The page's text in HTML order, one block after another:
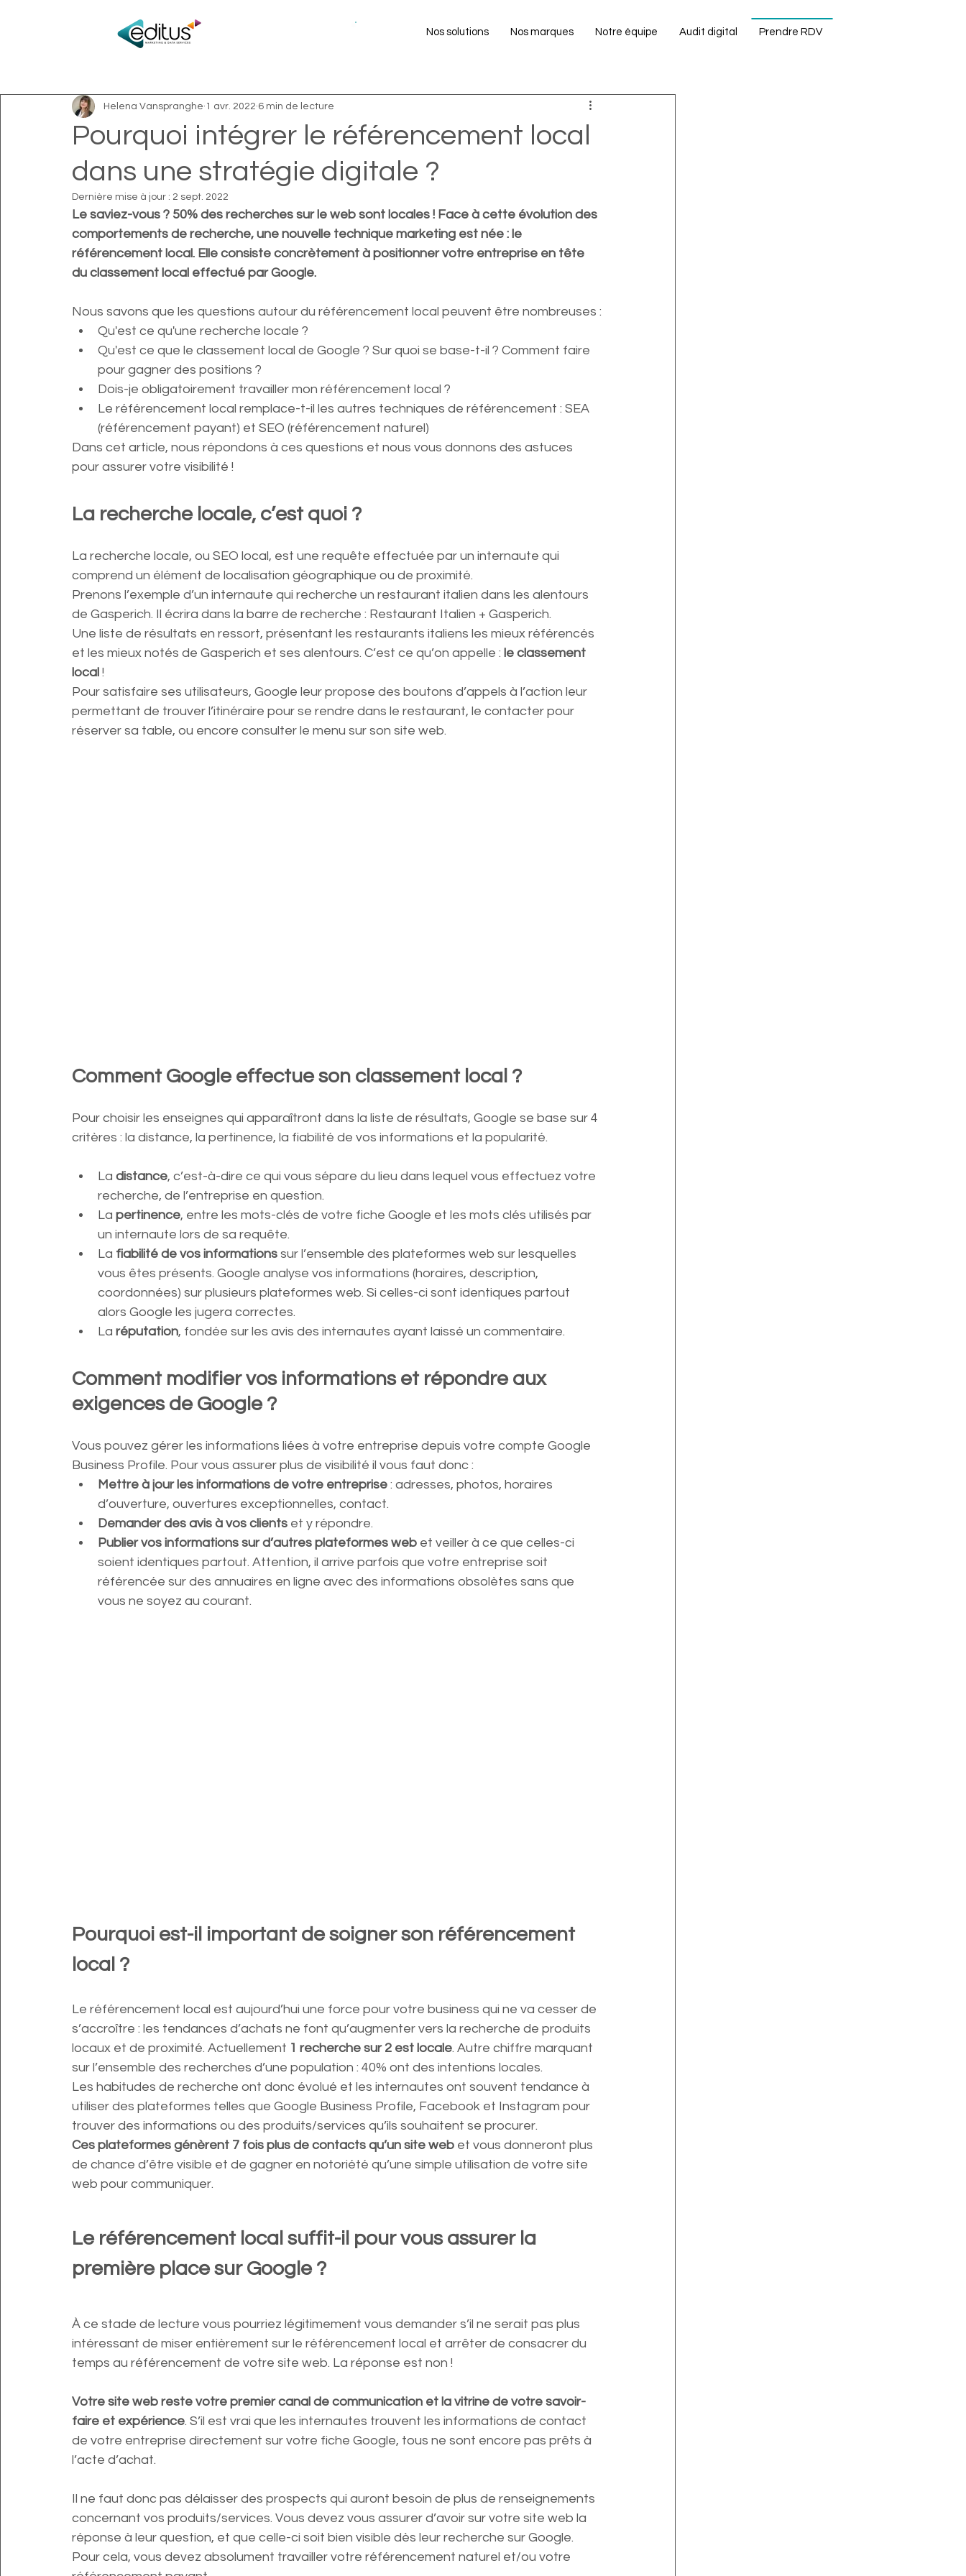
Nos solutions Nos marques Notre équipe Audit digital Prendre RDV
Je débute en marketing
Nos actualités Events
Pourquoi intégrer le référencement local
dans une stratégie digitale ?
Helena Vanspranghe 1 avr. 2022 6 min de lecture
Dernière mise à jour : 2 sept. 2022
Le saviez-vous ? 50% des recherches sur le web sont locales ! Face à cette évolution des
comportements de recherche, une nouvelle technique marketing est née : le
référencement local. Elle consiste concrètement à positionner votre entreprise en tête
du classement local effectué par Google.
Nous savons que les questions autour du référencement local peuvent être nombreuses :
Qu'est ce qu'une recherche locale ?
Qu'est ce que le classement local de Google ? Sur quoi se base-t-il ? Comment faire
pour gagner des positions ?
Dois-je obligatoirement travailler mon référencement local ?
Le référencement local remplace-t-il les autres techniques de référencement : SEA
(référencement payant) et SEO (référencement naturel)
Dans cet article, nous répondons à ces questions et nous vous donnons des astuces
pour assurer votre visibilité !
La recherche locale, c’est quoi ?
La recherche locale, ou SEO local, est une requête effectuée par un internaute qui
comprend un élément de localisation géographique ou de proximité.
Prenons l’exemple d’un internaute qui recherche un restaurant italien dans les alentours
de Gasperich. Il écrira dans la barre de recherche : Restaurant Italien + Gasperich.
Une liste de résultats en ressort, présentant les restaurants italiens les mieux référencés
et les mieux notés de Gasperich et ses alentours. C’est ce qu’on appelle : le classement
local !
Pour satisfaire ses utilisateurs, Google leur propose des boutons d’appels à l’action leur
permettant de trouver l’itinéraire pour se rendre dans le restaurant, le contacter pour
réserver sa table, ou encore consulter le menu sur son site web.
Comment Google effectue son classement local ?
Pour choisir les enseignes qui apparaîtront dans la liste de résultats, Google se base sur 4
critères : la distance, la pertinence, la fiabilité de vos informations et la popularité.
La distance, c’est-à-dire ce qui vous sépare du lieu dans lequel vous effectuez votre
recherche, de l’entreprise en question.
La pertinence, entre les mots-clés de votre fiche Google et les mots clés utilisés par
un internaute lors de sa requête.
La fiabilité de vos informations sur l’ensemble des plateformes web sur lesquelles
vous êtes présents. Google analyse vos informations (horaires, description,
coordonnées) sur plusieurs plateformes web. Si celles-ci sont identiques partout
alors Google les jugera correctes.
La réputation, fondée sur les avis des internautes ayant laissé un commentaire.
Comment modifier vos informations et répondre aux
exigences de Google ?
Vous pouvez gérer les informations liées à votre entreprise depuis votre compte Google
Business Profile. Pour vous assurer plus de visibilité il vous faut donc :
Mettre à jour les informations de votre entreprise : adresses, photos, horaires
d’ouverture, ouvertures exceptionnelles, contact.
Demander des avis à vos clients et y répondre.
Publier vos informations sur d’autres plateformes web et veiller à ce que celles-ci
soient identiques partout. Attention, il arrive parfois que votre entreprise soit
référencée sur des annuaires en ligne avec des informations obsolètes sans que
vous ne soyez au courant.
Pourquoi est-il important de soigner son référencement
local ?
Le référencement local est aujourd’hui une force pour votre business qui ne va cesser de
s’accroître : les tendances d’achats ne font qu’augmenter vers la recherche de produits
locaux et de proximité. Actuellement 1 recherche sur 2 est locale. Autre chiffre marquant
sur l’ensemble des recherches d’une population : 40% ont des intentions locales.
Les habitudes de recherche ont donc évolué et les internautes ont souvent tendance à
utiliser des plateformes telles que Google Business Profile, Facebook et Instagram pour
trouver des informations ou des produits/services qu’ils souhaitent se procurer.
Ces plateformes génèrent 7 fois plus de contacts qu’un site web et vous donneront plus
de chance d’être visible et de gagner en notoriété qu’une simple utilisation de votre site
web pour communiquer.
Le référencement local suffit-il pour vous assurer la
première place sur Google ?
À ce stade de lecture vous pourriez légitimement vous demander s’il ne serait pas plus
intéressant de miser entièrement sur le référencement local et arrêter de consacrer du
temps au référencement de votre site web. La réponse est non !
Votre site web reste votre premier canal de communication et la vitrine de votre savoir-
faire et expérience. S’il est vrai que les internautes trouvent les informations de contact
de votre entreprise directement sur votre fiche Google, tous ne sont encore pas prêts à
l’acte d’achat.
Il ne faut donc pas délaisser des prospects qui auront besoin de plus de renseignements
concernant vos produits/services. Vous devez vous assurer d’avoir sur votre site web la
réponse à leur question, et que celle-ci soit bien visible dès leur recherche sur Google.
Pour cela, vous devez absolument travailler votre référencement naturel et/ou votre